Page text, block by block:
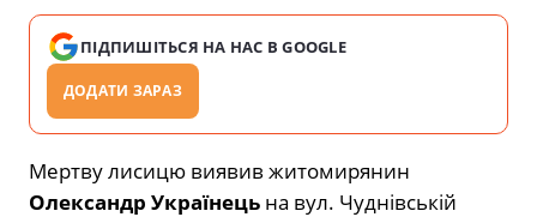
ПІДПИШІТЬСЯ НА НАС В GOOGLE
ДОДАТИ ЗАРАЗ
Мертву лисицю виявив житомирянин
Олександр Українець на вул. Чуднівській